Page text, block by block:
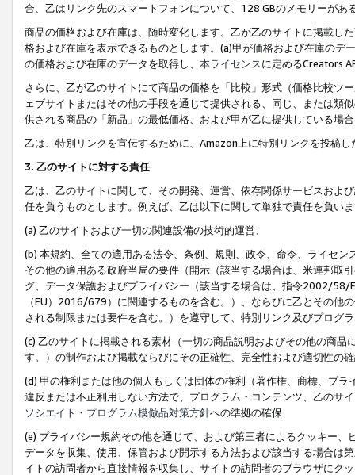
合、乙はリンク先のスマートフォンについて、128 GBのメモリーがあ
商品の価格および在庫は、随時変化します。乙が乙のサイトに掲載し
格および在庫を表示できるものとします。(a)甲が価格および在庫の
の価格および在庫のデータを取得し、 本ライセンスに定めるCreators
さらに、乙が乙のサイトにて商品の価格を「比較」形式（価格比較ツ
ェブサイトまたはその他の手段を通じて提供される、同じ、または類
供される商品の「新品」の最低価格、および甲が乙に提供している場
乙は、特別リンクを宣伝するために、Amazon上に特別リンクを投稿
3. 乙のサイトに対する責任
乙は、乙のサイトに関して、その開発、運営、依存関係サービスおよ
任を負うものとします。例えば、乙は以下に関して単独で責任を負い
(a) 乙のサイトおよび一切の関連設備の技術的運営、
(b) 本規約、全ての適用ある法令、条例、規則、政令、命令、ライセ
その他の適用ある政府当局の要件（開示（該当する場合は、米連邦取
グ、データ保護およびプライバシー（該当する場合は、指令2002/58/
（EU）2016/679）に関連するものを含む。）、ならびに乙とその他
される制限または要件を含む。）を遵守して、特別リンク及びプログ
(c) 乙のサイトに掲載される素材（一切の商品説明およびその他の商
す。）の制作および掲載ならびにその正確性、完全性および適切性の
(d) 甲の権利または他の個人もしくは団体の権利（著作権、商標、プ
違反または不正利用しない方法で、プログラム・コンテンツ、乙のサ
ソシエイト・プログラム模倣品対策方針への準拠の確保
(e) プライバシー規約その他を通じて、および第三者によるクッキー
データを収集、使用、保管および開示する方法および該当する場合は
イトの訪問者から直接情報を収集し、サイトの訪問者のブラウザにク